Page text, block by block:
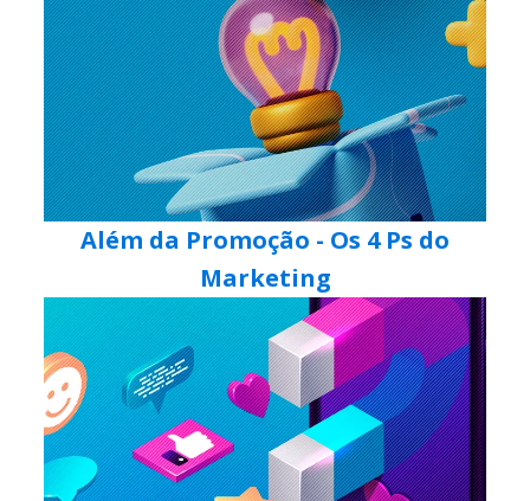
Além da Promoção - Os 4 Ps do
Marketing